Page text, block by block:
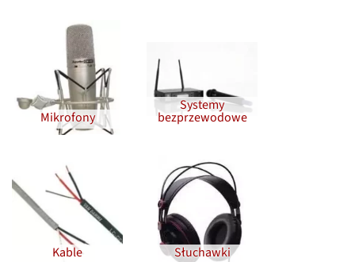
Mikrofony
Systemy
bezprzewodowe
Kable Słuchawki